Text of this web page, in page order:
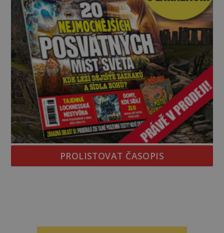
PROLISTOVAT ČASOPIS